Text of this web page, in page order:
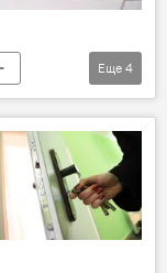
Еще 4